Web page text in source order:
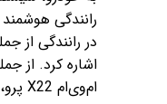
رانندگی
اشاره کرد. از
ام‌وی‌ام X22 پرو، ام‌وی‌ام X33 کراس، هایما S5 و جک S3.